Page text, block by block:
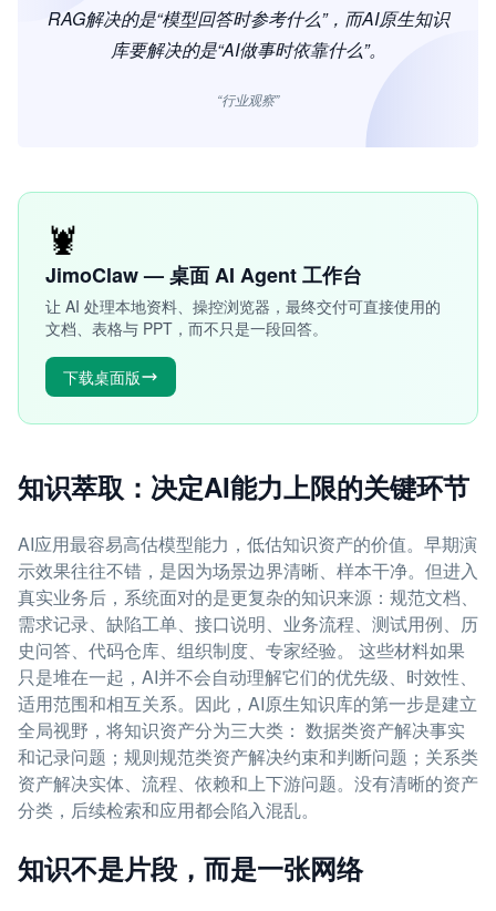
RAG解决的是“模型回答时参考什么”，而AI原生知识
库要解决的是“AI做事时依靠什么”。
“行业观察”
🦞
JimoClaw — 桌面 AI Agent 工作台
让 AI 处理本地资料、操控浏览器，最终交付可直接使用的
文档、表格与 PPT，而不只是一段回答。
下载桌面版
知识萃取：决定AI能力上限的关键环节
AI应用最容易高估模型能力，低估知识资产的价值。早期演
示效果往往不错，是因为场景边界清晰、样本干净。但进入
真实业务后，系统面对的是更复杂的知识来源：规范文档、
需求记录、缺陷工单、接口说明、业务流程、测试用例、历
史问答、代码仓库、组织制度、专家经验。 这些材料如果
只是堆在一起，AI并不会自动理解它们的优先级、时效性、
适用范围和相互关系。因此，AI原生知识库的第一步是建立
全局视野，将知识资产分为三大类： 数据类资产解决事实
和记录问题；规则规范类资产解决约束和判断问题；关系类
资产解决实体、流程、依赖和上下游问题。没有清晰的资产
分类，后续检索和应用都会陷入混乱。
知识不是片段，而是一张网络